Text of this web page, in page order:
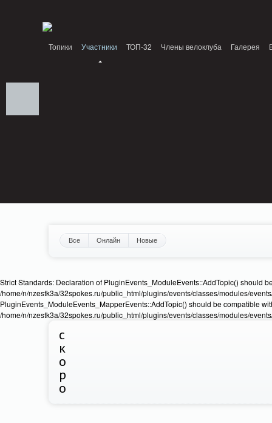
Топики Участники ТОП-32 Члены велоклуба Галерея
Все Онлайн Новые
Strict Standards: Declaration of PluginEvents_ModuleEvents::AddTopic() should
/home/n/nzestk3a/32spokes.ru/public_html/plugins/events/classes/modules/
PluginEvents_ModuleEvents_MapperEvents::AddTopic() should be compatible
/home/n/nzestk3a/32spokes.ru/public_html/plugins/events/classes/modules/
с
к
о
р
о